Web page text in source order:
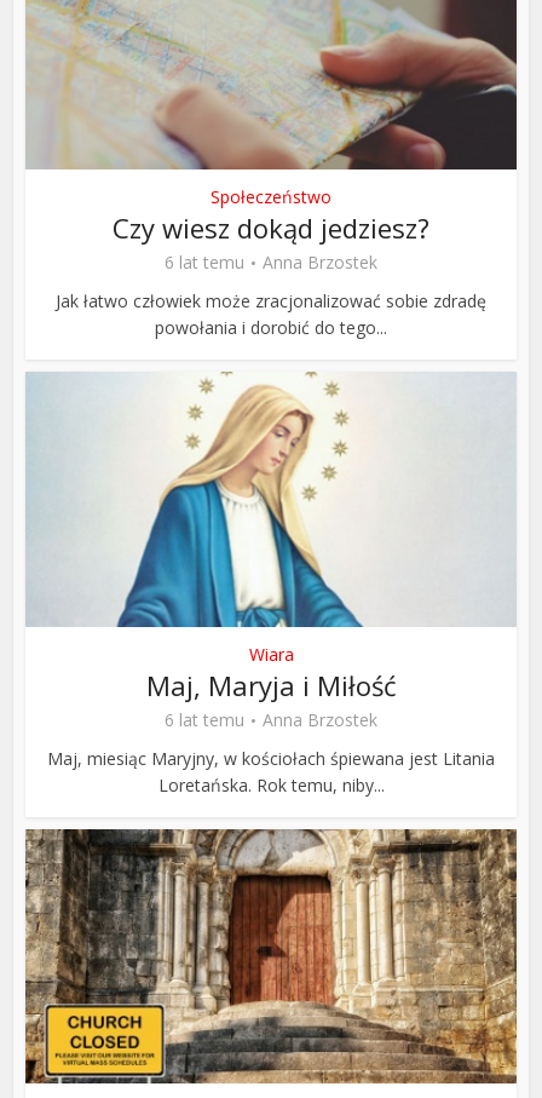
Społeczeństwo
Czy wiesz dokąd jedziesz?
6 lat temu
Anna Brzostek
Jak łatwo człowiek może zracjonalizować sobie zdradę
powołania i dorobić do tego...
Wiara
Maj, Maryja i Miłość
6 lat temu
Anna Brzostek
Maj, miesiąc Maryjny, w kościołach śpiewana jest Litania
Loretańska. Rok temu, niby...